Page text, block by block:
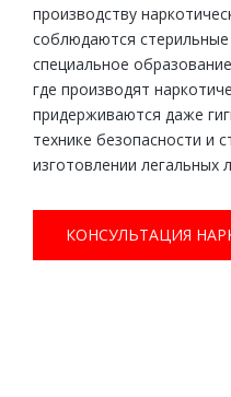
производству
соблюдаются
специальное
где производят
придерживаются даже
технике безопасности и
изготовлении легальных
КОНСУЛЬТАЦИЯ